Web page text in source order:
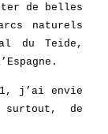
de belles
naturels
du Teide,
j’ai envie
de